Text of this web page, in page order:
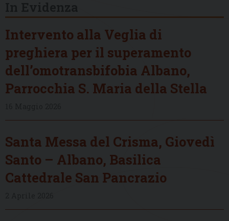
Intervento alla Veglia di
preghiera per il superamento
dell’omotransbifobia Albano,
Parrocchia S. Maria della Stella
Santa Messa del Crisma, Giovedì
Santo – Albano, Basilica
Cattedrale San Pancrazio